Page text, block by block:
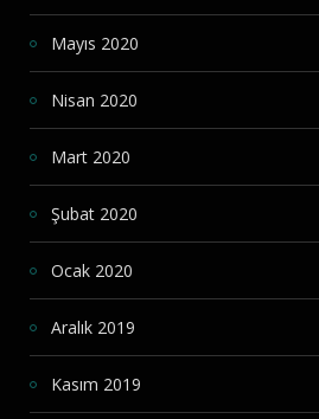
Mayıs 2020
Nisan 2020
Mart 2020
Şubat 2020
Ocak 2020
Aralık 2019
Kasım 2019